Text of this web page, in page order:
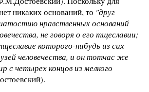
никаких оснований, то "друг
нравственных оснований
не говоря о его тщеславии;
которого-нибудь из сих
человечества, и он тотчас же
с четырех концов из мелкого